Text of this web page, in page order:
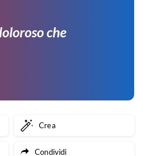
Crea
Condividi